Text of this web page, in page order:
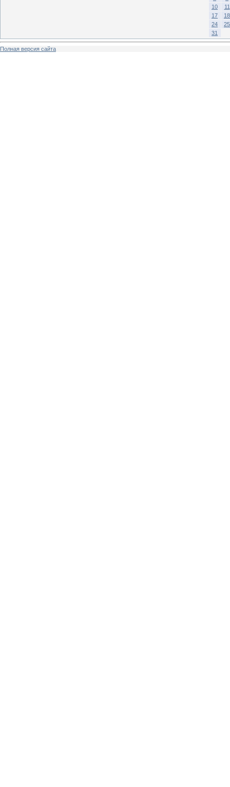
10
11
17
18
24
25
31
Полная версия сайта